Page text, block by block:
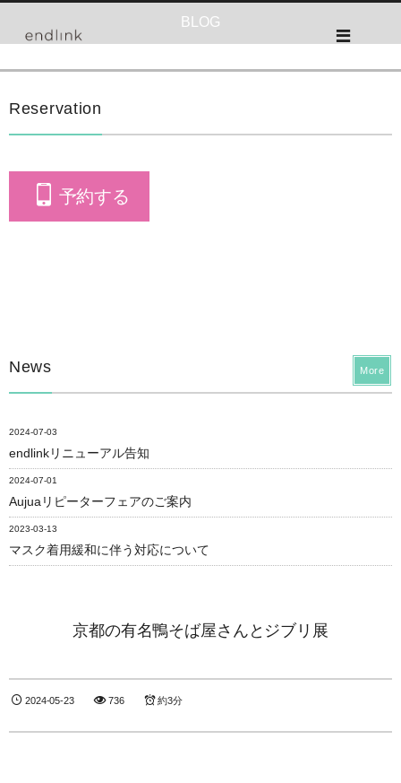
BLOG
Reservation
予約する
News
2024-07-03
endlinkリニューアル告知
2024-07-01
Aujuaリピーターフェアのご案内
2023-03-13
マスク着用緩和に伴う対応について
More
京都の有名鴨そば屋さんとジブリ展
2024-05-23 736 約3分